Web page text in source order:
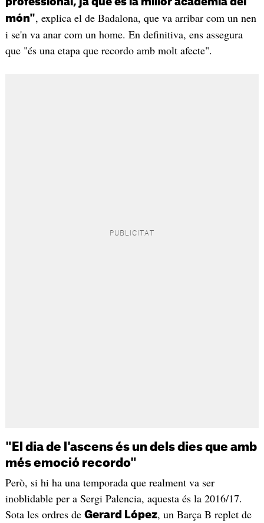
món", explica el de Badalona, que va arribar com un nen
i se'n va anar com un home. En definitiva, ens assegura
que "és una etapa que recordo amb molt afecte".
"El dia de l'ascens és un dels dies que amb
més emoció recordo"
Però, si hi ha una temporada que realment va ser
inoblidable per a Sergi Palencia, aquesta és la 2016/17.
Sota les ordres de Gerard López, un Barça B replet de